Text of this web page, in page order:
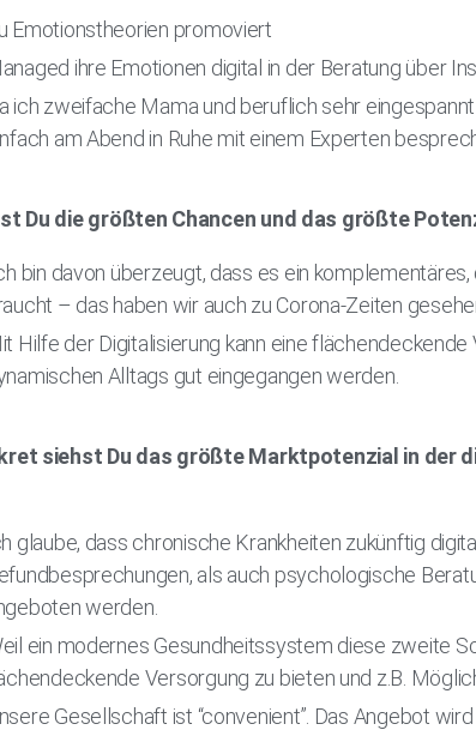
Emotionstheorien promoviert
ihre Emotionen digital in der Beratung über
ich zweifache Mama und beruflich sehr
am Abend in Ruhe mit einem Experten
Du die größten Chancen und das größte
bin davon überzeugt, dass es ein
– das haben wir auch zu Corona-Zeiten
Hilfe der Digitalisierung kann eine
Alltags gut eingegangen werden.
siehst Du das größte Marktpotenzial in der
glaube, dass chronische Krankheiten zukünftig
als auch psychologische
werden.
ein modernes Gesundheitssystem diese zweite
Versorgung zu bieten und z.B.
Gesellschaft ist “convenient”. Das Angebot